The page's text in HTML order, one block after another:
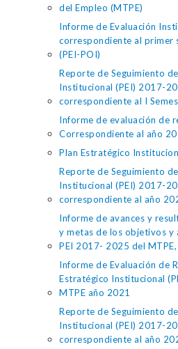
del Empleo (MTPE)
Informe de Evaluación
correspondiente al primer
(PEI-POI)
Reporte de Seguimiento
Institucional (PEI) 2017-
correspondiente al I
Informe de evaluación de
Correspondiente al año
Plan Estratégico
Reporte de Seguimiento
Institucional (PEI) 2017-
correspondiente al año
Informe de avances y
y metas de los objetivos y
PEI 2017- 2025 del
Informe de Evaluación de
Estratégico Institucional
MTPE año 2021
Reporte de Seguimiento
Institucional (PEI) 2017-
correspondiente al año